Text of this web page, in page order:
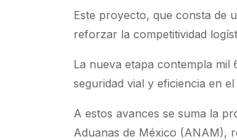
Este proyecto, que consta de
reforzar la competitividad
La nueva etapa contempla
seguridad vial y eficiencia en
A estos avances se suma la
Aduanas de México (ANAM),